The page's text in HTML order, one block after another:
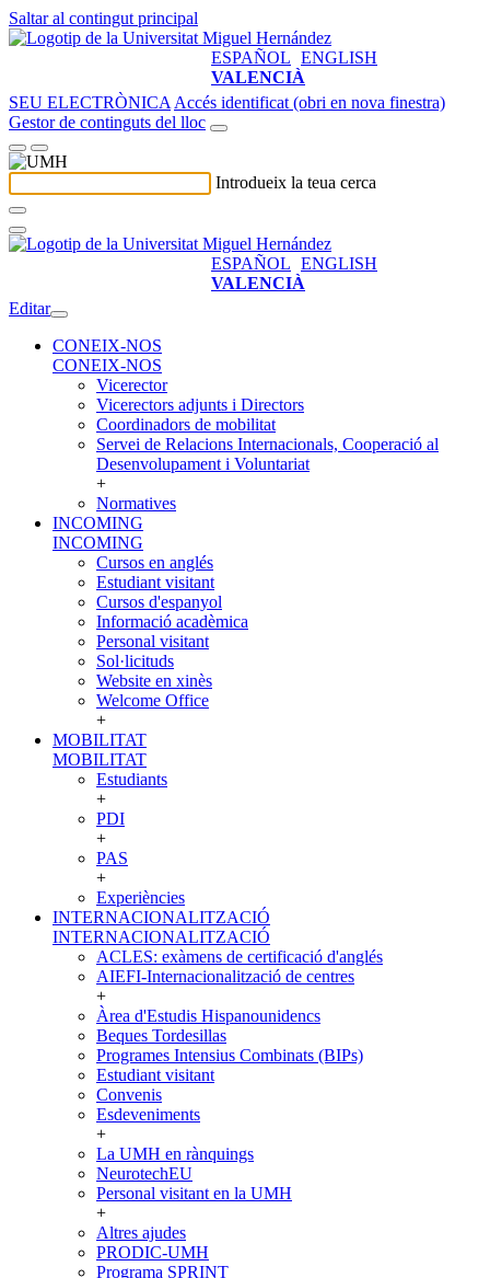
Saltar al contingut principal
ESPAÑOL ENGLISH
VALENCIÀ
SEU ELECTRÒNICA Accés identificat (obri en nova finestra)
Gestor de continguts del lloc
Introdueix la teua cerca
ESPAÑOL ENGLISH
VALENCIÀ
Editar
CONEIX-NOS
CONEIX-NOS
Vicerector
Vicerectors adjunts i Directors
Coordinadors de mobilitat
Servei de Relacions Internacionals, Cooperació al
Desenvolupament i Voluntariat
+
Normatives
INCOMING
INCOMING
Cursos en anglés
Estudiant visitant
Cursos d'espanyol
Informació acadèmica
Personal visitant
Sol·licituds
Website en xinès
Welcome Office
+
MOBILITAT
MOBILITAT
Estudiants
+
PDI
+
PAS
+
Experiències
INTERNACIONALITZACIÓ
INTERNACIONALITZACIÓ
ACLES: exàmens de certificació d'anglés
AIEFI-Internacionalització de centres
+
Àrea d'Estudis Hispanounidencs
Beques Tordesillas
Programes Intensius Combinats (BIPs)
Estudiant visitant
Convenis
Esdeveniments
+
La UMH en rànquings
NeurotechEU
Personal visitant en la UMH
+
Altres ajudes
PRODIC-UMH
Programa SPRINT